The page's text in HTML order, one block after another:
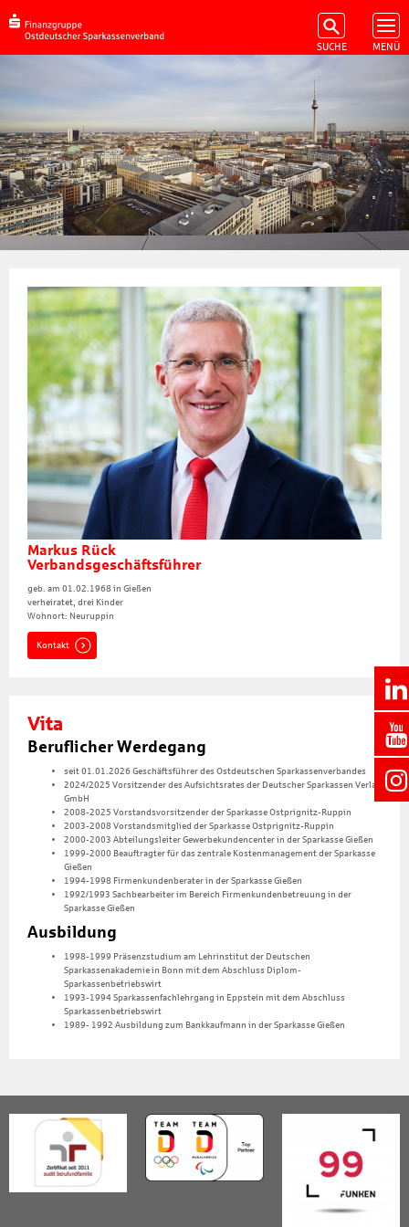
Markus Rück
Verbandsgeschäftsführer
geb. am 01.02.1968 in Gießen
verheiratet, drei Kinder
Wohnort: Neuruppin
Kontakt
Vita
Beruflicher Werdegang
seit 01.01.2026 Geschäftsführer des Ostdeutschen Sparkassenverbandes
2024/2025 Vorsitzender des Aufsichtsrates der Deutscher Sparkassen Verlag
GmbH
2008-2025 Vorstandsvorsitzender der Sparkasse Ostprignitz-Ruppin
2003-2008 Vorstandsmitglied der Sparkasse Ostprignitz-Ruppin
2000-2003 Abteilungsleiter Gewerbekundencenter in der Sparkasse Gießen
1999-2000 Beauftragter für das zentrale Kostenmanagement der Sparkasse
Gießen
1994-1998 Firmenkundenberater in der Sparkasse Gießen
1992/1993 Sachbearbeiter im Bereich Firmenkundenbetreuung in der
Sparkasse Gießen
Ausbildung
1998-1999 Präsenzstudium am Lehrinstitut der Deutschen
Sparkassenakademie in Bonn mit dem Abschluss Diplom-
Sparkassenbetriebswirt
1993-1994 Sparkassenfachlehrgang in Eppstein mit dem Abschluss
Sparkassenbetriebswirt
1989- 1992 Ausbildung zum Bankkaufmann in der Sparkasse Gießen